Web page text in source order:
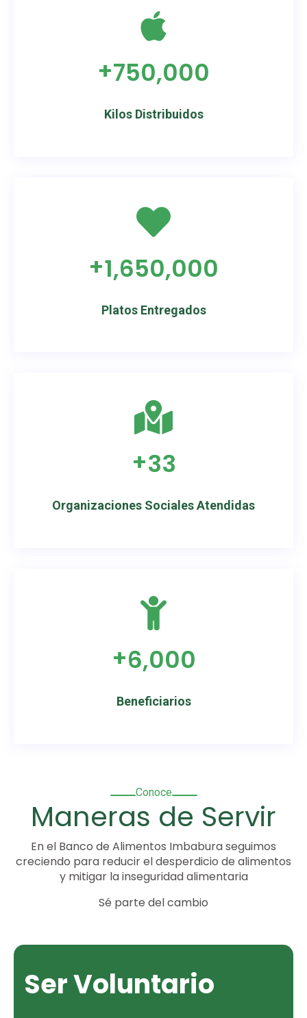
+750,000
Kilos Distribuidos
+1,650,000
Platos Entregados
+33
Organizaciones Sociales Atendidas
+6,000
Beneficiarios
Conoce
Maneras de Servir
En el Banco de Alimentos Imbabura seguimos
creciendo para reducir el desperdicio de alimentos
y mitigar la inseguridad alimentaria
Sé parte del cambio
Ser Voluntario